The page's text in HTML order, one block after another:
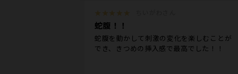
蛇腹！！
蛇腹を動かして刺激の変化を楽しむことが
でき、きつめの挿入感で最高でした！！